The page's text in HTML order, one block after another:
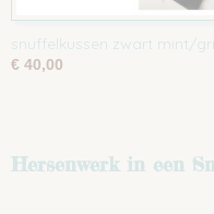
snuffelkussen zwart mint/
€ 40,00
Hersenwerk in een